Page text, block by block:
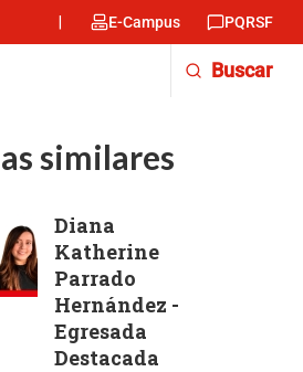
Menu
encabezado
E-Campus PQRSF
Buscar
similares
Diana
Katherine
Parrado
Hernández -
Egresada
Destacada